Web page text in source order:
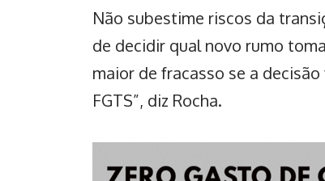
Não subestime riscos da
de decidir qual novo rumo
maior de fracasso se a
FGTS”, diz Rocha.